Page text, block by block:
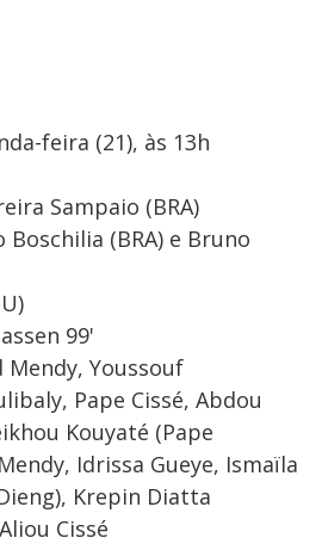
feira (21), às 13h
Sampaio (BRA)
Boschilia (BRA) e Bruno
99'
Mendy, Youssouf
Pape Cissé, Abdou
Kouyaté (Pape
Idrissa Gueye, Ismaïla
Krepin Diatta
Cissé